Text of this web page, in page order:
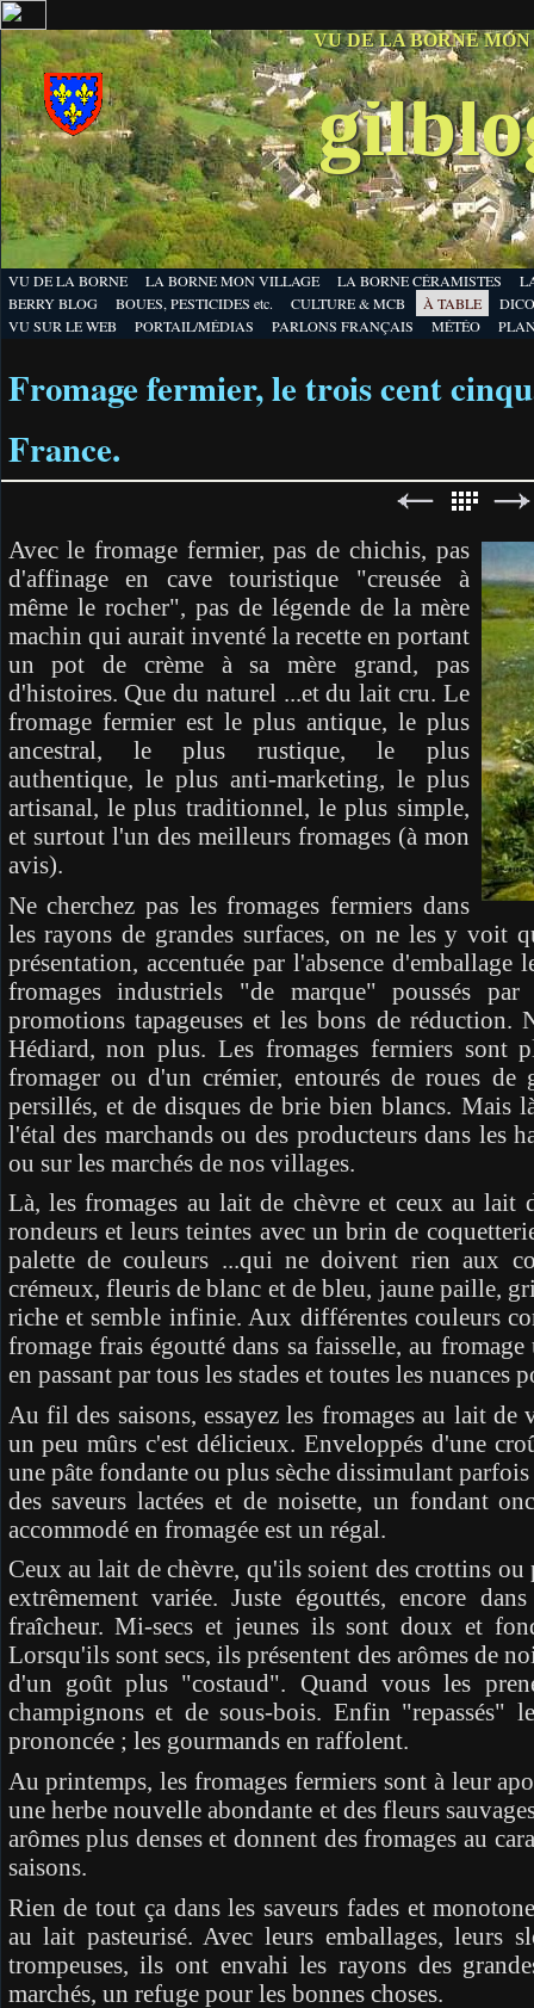
VU DE LA BORNE
VU DE LA BORNE LA BORNE MON VILLAGE LA BORNE CÉRAMISTES
BERRY BLOG
BOUES, PESTICIDES etc. CULTURE & MCB À TABLE
VU SUR LE WEB
PORTAIL/MÉDIAS PARLONS FRANÇAIS MÉTÉO
Fromage fermier, le trois cent
France.
Avec le fromage fermier, pas de chichis, pas
d'affinage en cave touristique "creusée à
même le rocher", pas de légende de la mère
machin qui aurait inventé la recette en portant
un pot de crème à sa mère grand, pas
d'histoires. Que du naturel ...et du lait cru. Le
fromage fermier est le plus antique, le plus
ancestral, le plus rustique, le plus
authentique, le plus anti-marketing, le plus
artisanal, le plus traditionnel, le plus simple,
et surtout l'un des meilleurs fromages (à mon
avis).
Ne cherchez pas les fromages fermiers dans
les rayons de grandes surfaces, on ne les y voit
présentation, accentuée par l'absence
fromages industriels "de marque" poussés
promotions tapageuses et les bons de réduction.
Hédiard, non plus. Les fromages fermiers sont
fromager ou d'un crémier, entourés de roues de
persillés, et de disques de brie bien blancs. Mais
l'étal des marchands ou des producteurs dans les
ou sur les marchés de nos villages.
Là, les fromages au lait de chèvre et ceux au lait
rondeurs et leurs teintes avec un brin de
palette de couleurs ...qui ne doivent rien aux
crémeux, fleuris de blanc et de bleu, jaune paille,
riche et semble infinie. Aux différentes couleurs
fromage frais égoutté dans sa faisselle, au fromage
en passant par tous les stades et toutes les nuances
Au fil des saisons, essayez les fromages au lait
un peu mûrs c'est délicieux. Enveloppés d'une
une pâte fondante ou plus sèche dissimulant
des saveurs lactées et de noisette, un fondant
accommodé en fromagée est un régal.
Ceux au lait de chèvre, qu'ils soient des crottins
extrêmement variée. Juste égouttés, encore
fraîcheur. Mi-secs et jeunes ils sont doux et
Lorsqu'ils sont secs, ils présentent des arômes de
d'un goût plus "costaud". Quand vous les
champignons et de sous-bois. Enfin "repassés"
prononcée ; les gourmands en raffolent.
Au printemps, les fromages fermiers sont à leur
une herbe nouvelle abondante et des fleurs
arômes plus denses et donnent des fromages au
saisons.
Rien de tout ça dans les saveurs fades et
au lait pasteurisé. Avec leurs emballages, leurs
trompeuses, ils ont envahi les rayons des
marchés, un refuge pour les bonnes choses.